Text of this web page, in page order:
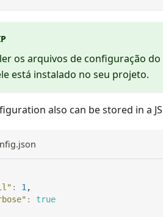
os arquivos de configuração
está instalado no seu projeto.
also can be stored in a
: 1 ,
:
true